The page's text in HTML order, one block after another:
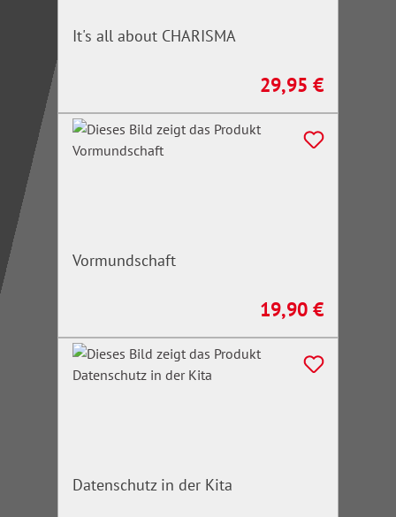
It's all about CHARISMA
Regulärer Preis:
29,95 €
Vormundschaft
Regulärer Preis:
19,90 €
Datenschutz in der Kita